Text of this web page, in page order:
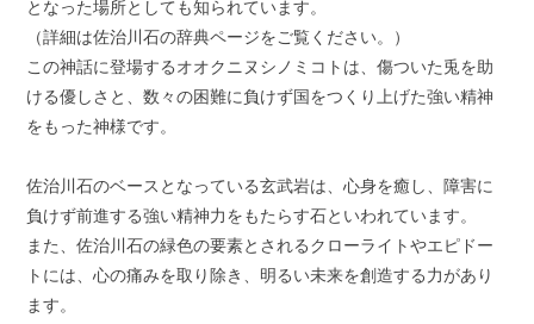
となった場所としても知られています。
（詳細は佐治川石の辞典ページをご覧ください。）
この神話に登場するオオクニヌシノミコトは、傷ついた兎を助
ける優しさと、数々の困難に負けず国をつくり上げた強い精神
をもった神様です。
佐治川石のベースとなっている玄武岩は、心身を癒し、障害に
負けず前進する強い精神力をもたらす石といわれています。
また、佐治川石の緑色の要素とされるクローライトやエピドー
トには、心の痛みを取り除き、明るい未来を創造する力があり
ます。